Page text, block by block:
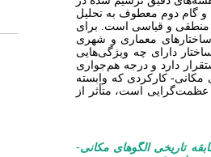
شهرها و گام دوم معطوف به تحلیل
منطقی و قیاسی است. برای
معماری و شهری
دارای چه ویژگی‌هایی
دارد و درجه هم‌جواری
کارکردی که وابسته
است، متأثر از
تاریخی الگوهای مکانی-